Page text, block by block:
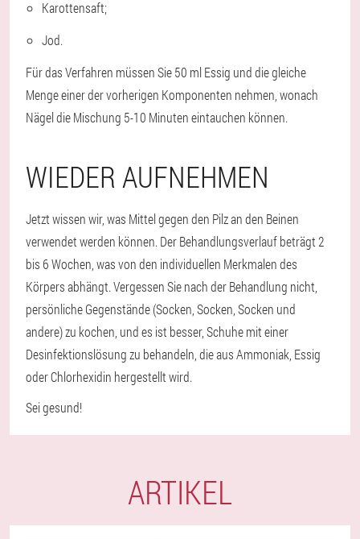
Karottensaft;
Jod.
Für das Verfahren müssen Sie 50 ml Essig und die gleiche
Menge einer der vorherigen Komponenten nehmen, wonach
Nägel die Mischung 5-10 Minuten eintauchen können.
WIEDER AUFNEHMEN
Jetzt wissen wir, was Mittel gegen den Pilz an den Beinen
verwendet werden können. Der Behandlungsverlauf beträgt 2
bis 6 Wochen, was von den individuellen Merkmalen des
Körpers abhängt. Vergessen Sie nach der Behandlung nicht,
persönliche Gegenstände (Socken, Socken, Socken und
andere) zu kochen, und es ist besser, Schuhe mit einer
Desinfektionslösung zu behandeln, die aus Ammoniak, Essig
oder Chlorhexidin hergestellt wird.
Sei gesund!
ARTIKEL